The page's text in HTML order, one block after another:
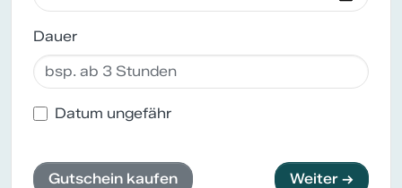
Dauer
Datum ungefähr
Gutschein kaufen Weiter →